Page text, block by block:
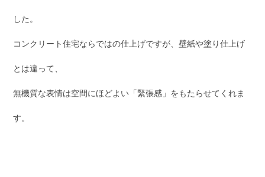
した。
コンクリート住宅ならではの仕上げですが、壁紙や塗り仕上げ
とは違って、
無機質な表情は空間にほどよい「緊張感」をもたらせてくれま
す。